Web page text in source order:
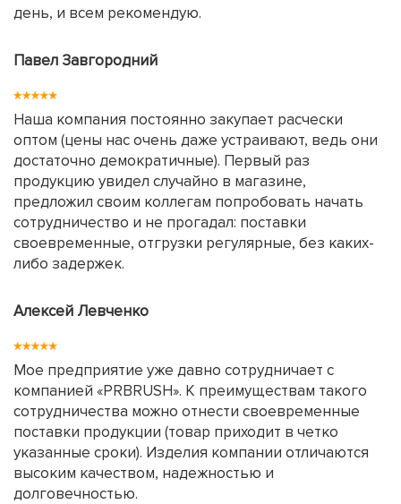
день, и всем рекомендую.
Павел Завгородний
Наша компания постоянно закупает расчески
оптом (цены нас очень даже устраивают, ведь они
достаточно демократичные). Первый раз
продукцию увидел случайно в магазине,
предложил своим коллегам попробовать начать
сотрудничество и не прогадал: поставки
своевременные, отгрузки регулярные, без каких-
либо задержек.
Алексей Левченко
Мое предприятие уже давно сотрудничает с
компанией «PRBRUSH». К преимуществам такого
сотрудничества можно отнести своевременные
поставки продукции (товар приходит в четко
указанные сроки). Изделия компании отличаются
высоким качеством, надежностью и
долговечностью.